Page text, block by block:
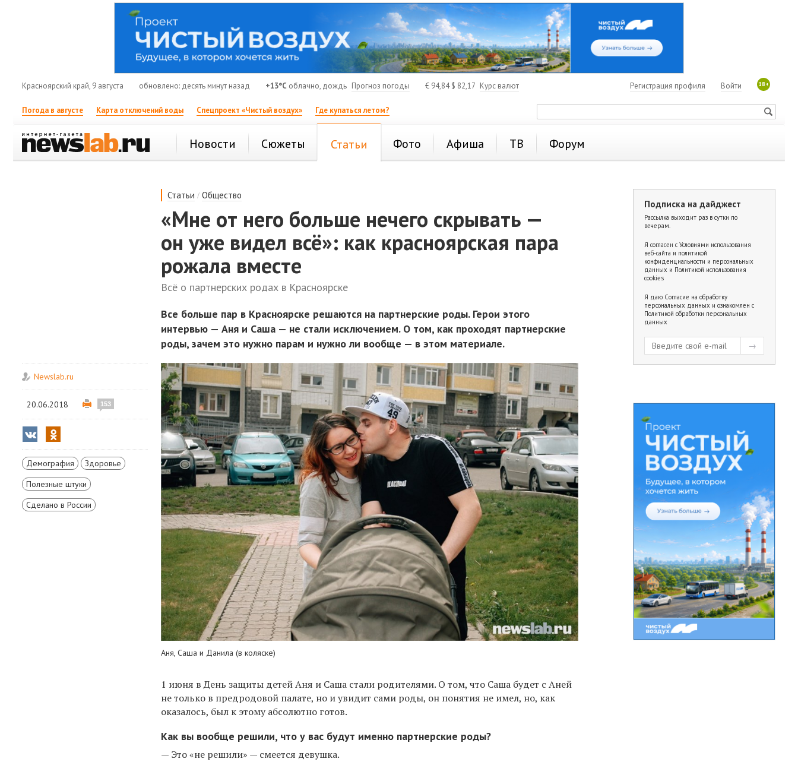
Красноярский край, 9 августа обновлено: десять минут назад +13°C облачно, дождь Прогноз погоды € 94,84$ 82,17 Курс валют 18+
Войти
Регистрация профиля
Погода в августе Карта отключений воды Спецпроект «Чистый воздух» Где купаться летом?
Новости Сюжеты Статьи Фото Афиша ТВ Форум
Статьи /Общество
«Мне от него больше нечего скрывать —
он уже видел всё»: как красноярская пара
рожала вместе
Всё о партнерских родах в Красноярске
Все больше пар в Красноярске решаются на партнерские роды. Герои этого
интервью — Аня и Саша — не стали исключением. О том, как проходят партнерские
роды, зачем это нужно парам и нужно ли вообще — в этом материале.
Newslab.ru
20.06.2018 153
Демография
Здоровье
Полезные штуки
Сделано в России
Аня, Саша и Данила (в коляске)
1 июня в День защиты детей Аня и Саша стали родителями. О том, что Саша будет с Аней
не только в предродовой палате, но и увидит сами роды, он понятия не имел, но, как
оказалось, был к этому абсолютно готов.
Как вы вообще решили, что у вас будут именно партнерские роды?
— Это «не решили» — смеется девушка.
Подписка на дайджест
Рассылка выходит раз в сутки по
вечерам.
Я согласен с Условиями использования
веб-сайта и политикой
конфиденциальности и персональных
данных и Политикой использования
cookies
Я даю Согласие на обработку
персональных данных и ознакомлен с
Политикой обработки персональных
данных